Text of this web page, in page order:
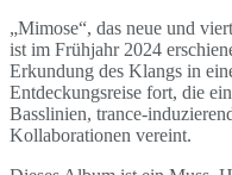
„Mimose“, das neue und
ist im Frühjahr 2024
Erkundung des Klangs in
Entdeckungsreise fort, die
Basslinien, trance-
Kollaborationen vereint.